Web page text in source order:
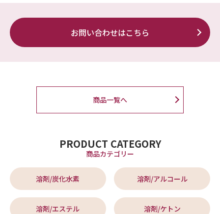
お問い合わせはこちら
商品一覧へ
PRODUCT CATEGORY
商品カテゴリー
溶剤/炭化水素 溶剤/アルコール
溶剤/エステル 溶剤/ケトン